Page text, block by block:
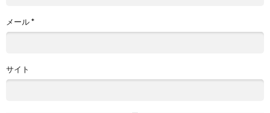
メール*
サイト